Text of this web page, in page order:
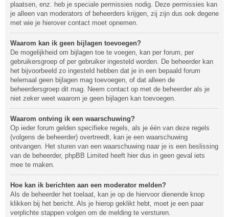
plaatsen, enz. heb je speciale permissies nodig. Deze permissies kan
je alleen van moderators of beheerders krijgen, zij zijn dus ook degene
met wie je hierover contact moet opnemen.
Waarom kan ik geen bijlagen toevoegen?
De mogelijkheid om bijlagen toe te voegen, kan per forum, per
gebruikersgroep of per gebruiker ingesteld worden. De beheerder kan
het bijvoorbeeld zo ingesteld hebben dat je in een bepaald forum
helemaal geen bijlagen mag toevoegen, of dat alleen de
beheerdersgroep dit mag. Neem contact op met de beheerder als je
niet zeker weet waarom je geen bijlagen kan toevoegen.
Waarom ontving ik een waarschuwing?
Op ieder forum gelden specifieke regels, als je één van deze regels
(volgens de beheerder) overtreedt, kan je een waarschuwing
ontvangen. Het sturen van een waarschuwing naar je is een beslissing
van de beheerder, phpBB Limited heeft hier dus in geen geval iets
mee te maken.
Hoe kan ik berichten aan een moderator melden?
Als de beheerder het toelaat, kan je op de hiervoor dienende knop
klikken bij het bericht. Als je hierop geklikt hebt, moet je een paar
verplichte stappen volgen om de melding te versturen.